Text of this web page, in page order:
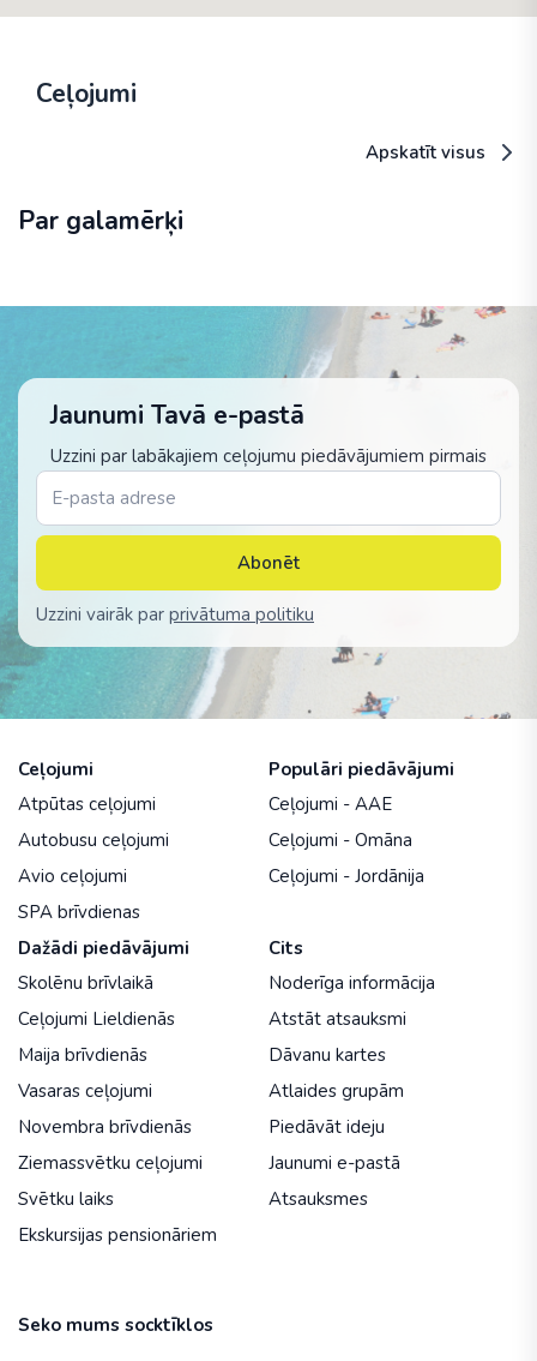
Ceļojumi
Apskatīt visus
Par galamērķi
Jaunumi Tavā e-pastā
Uzzini par labākajiem ceļojumu piedāvājumiem pirmais
Abonēt
Uzzini vairāk par privātuma politiku
Ceļojumi
Atpūtas ceļojumi
Autobusu ceļojumi
Avio ceļojumi
SPA brīvdienas
Populāri piedāvājumi
Ceļojumi - AAE
Ceļojumi - Omāna
Ceļojumi - Jordānija
Dažādi piedāvājumi
Skolēnu brīvlaikā
Ceļojumi Lieldienās
Maija brīvdienās
Vasaras ceļojumi
Novembra brīvdienās
Ziemassvētku ceļojumi
Svētku laiks
Ekskursijas pensionāriem
Cits
Noderīga informācija
Atstāt atsauksmi
Dāvanu kartes
Atlaides grupām
Piedāvāt ideju
Jaunumi e-pastā
Atsauksmes
Seko mums socktīklos